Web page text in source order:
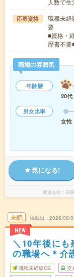
人数で
応募資格
職種未経
要
■資格・
歴書不
職場の雰囲気
年齢層
20代
男女比率
女性
気になる!
派遣会社 日
未読
NEW
掲載日 2026/08/
＼10年後にも
の職場へ＊介
職種未経験OK 交